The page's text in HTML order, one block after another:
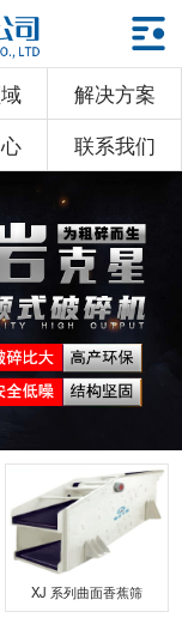
解决方案
联系我们
XJ 系列曲面香蕉筛